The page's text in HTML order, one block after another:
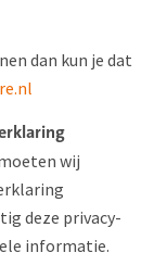
dan kun je dat
wij
deze privacy-
informatie.